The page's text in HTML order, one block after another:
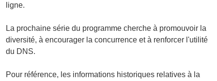
ligne.
La prochaine série du programme cherche à promouvoir la
diversité, à encourager la concurrence et à renforcer l'utilité
du DNS.
Pour référence, les informations historiques relatives à la